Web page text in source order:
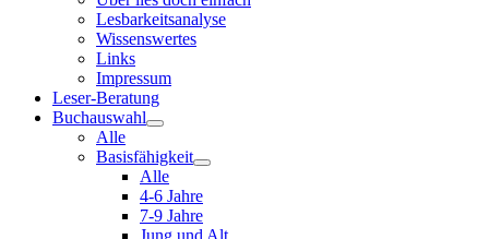
Lesbarkeitsanalyse
Wissenswertes
Links
Impressum
Leser-Beratung
Buchauswahl
Alle
Basisfähigkeit
Alle
4-6 Jahre
7-9 Jahre
Jung und Alt